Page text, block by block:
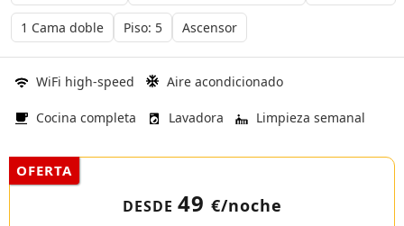
1 Cama doble Piso: 5 Ascensor
WiFi high-speed Aire acondicionado
Cocina completa Lavadora Limpieza semanal
OFERTA
DESDE 49 €/noche